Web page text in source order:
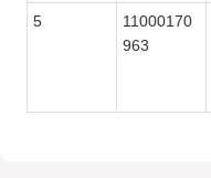
5
11000170
963